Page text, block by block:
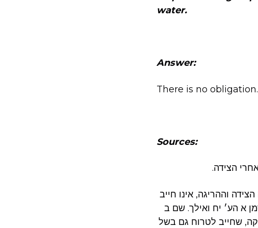
water.
Answer:
There is no obligation.
Sources:
הצידה.
וההריגה, אינו חייב
א הע׳ יח ואילך. שם ב
שחייב לטרוח גם בשל